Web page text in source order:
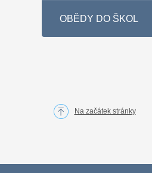
OBĚDY DO ŠKOL
Na začátek stránky